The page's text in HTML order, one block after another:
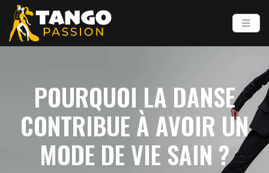
POURQUOI LA DANSE
CONTRIBUE À AVOIR UN
MODE DE VIE SAIN ?